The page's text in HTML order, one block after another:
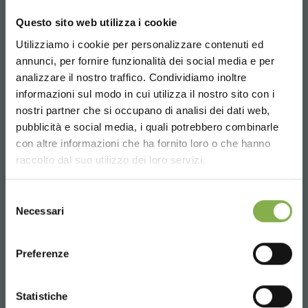
Questo sito web utilizza i cookie
Utilizziamo i cookie per personalizzare contenuti ed
annunci, per fornire funzionalità dei social media e per
analizzare il nostro traffico. Condividiamo inoltre
informazioni sul modo in cui utilizza il nostro sito con i
nostri partner che si occupano di analisi dei dati web,
pubblicità e social media, i quali potrebbero combinarle
con altre informazioni che ha fornito loro o che hanno
raccolto dal suo utilizzo dei loro servizi.
delNecessari
Preferenze
Statistiche
1.625x3.030 mm (disponible pour devis)
1.625x3.530 mm (disponible pour devis)
TÉLÉCHARGE LE PDF
L’application des bancs en aluminium comme
temps, plus précisément vers la fin des années ’70,
quand le marché métallurgique commençait à proposer
même de extruder l’aluminium sur dessin avec coûts
industriels. Tout d’abord utilisé pour bancs à production,
point de vente grâce à son dynamisme et flexibilité de
Choose the country you are in and your
language for a better browsing experience
TÉLÉCHARGER LA
FICHE TECHNIQUE
Connectez-vous ou
inscrivez-vous pour